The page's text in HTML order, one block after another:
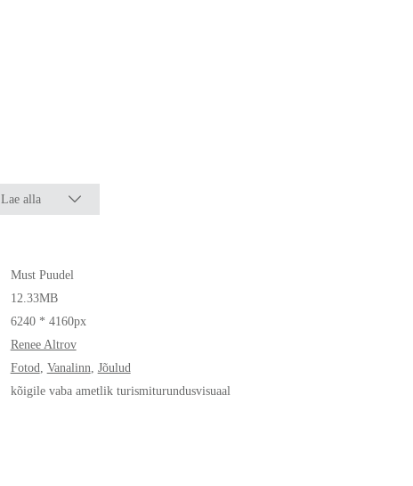
Lae alla
Must Puudel
12.33MB
6240 * 4160px
Renee Altrov
Fotod Vanalinn Jõulud
kõigile vaba ametlik turismiturundusvisuaal